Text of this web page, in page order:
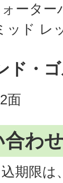
ーター
ッド レ
ド・
面
合わ
期限